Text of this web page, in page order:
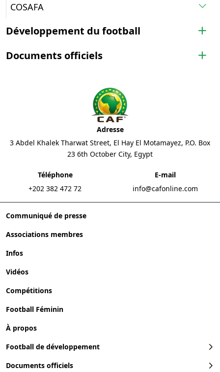
COSAFA
Développement du football
Documents officiels
Communiqué de presse
Associations membres
Infos
Vidéos
Compétitions
Football Féminin
À propos
Football de développement
Documents officiels
Adresse
3 Abdel Khalek Tharwat Street, El Hay El Motamayez, P.O. Box
23 6th October City, Egypt
Téléphone
+202 382 472 72
E-mail
info@cafonline.com